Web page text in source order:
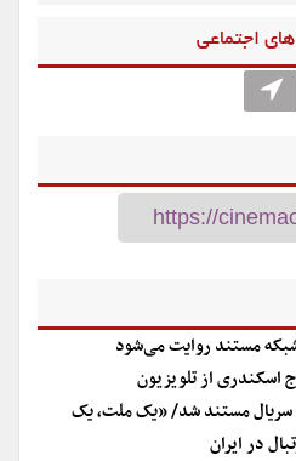
اجتماعی
مستند روایت می‌شود
اسکندری از تلویزیون
سریال مستند شد/ «یک ملت، یک
در ایران